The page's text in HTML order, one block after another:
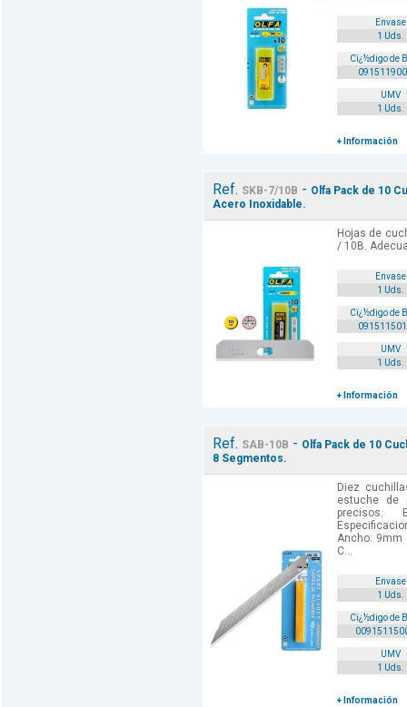
Envase
1 Uds.
Cï¿½digo de
UMV
1 Uds.
+ Información
Ref. SKB-7/10B - Olfa Pack de 10
Acero Inoxidable.
Hojas de
/ 10B.
Envase
1 Uds.
Cï¿½digo de
UMV
1 Uds.
+ Información
Ref. SAB-10B - Olfa Pack de 10
8 Segmentos.
Diez
estuche de
precisos.
Ancho: 9mm
C...
Envase
1 Uds.
Cï¿½digo de
UMV
1 Uds.
+ Información